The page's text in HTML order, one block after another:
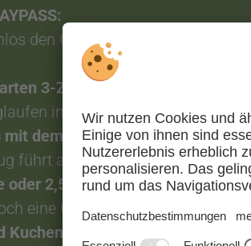
den Guestpass mit dem Sie in
3-Zinnen-Nordicski – 200
in den Dolomiten so
mit dem Profi auf den Spuren
führt am Drei-Zinnen-Blick
oder 2,5 Stunden Sauna im
eine wohltuende Massage
Kuchen